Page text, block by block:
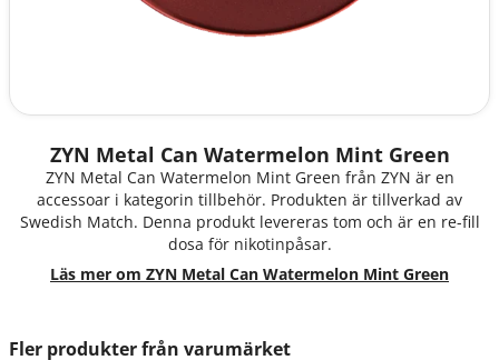
ZYN Metal Can Watermelon Mint Green
ZYN Metal Can Watermelon Mint Green från ZYN är en
accessoar i kategorin tillbehör. Produkten är tillverkad av
Swedish Match. Denna produkt levereras tom och är en re-fill
dosa för nikotinpåsar.
Läs mer om ZYN Metal Can Watermelon Mint Green
Fler produkter från varumärket